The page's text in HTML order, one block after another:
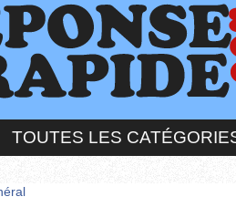
TOUTES LES